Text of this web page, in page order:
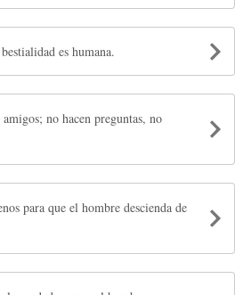
son de Dios. La bestialidad es humana.
no hacen preguntas, no
de